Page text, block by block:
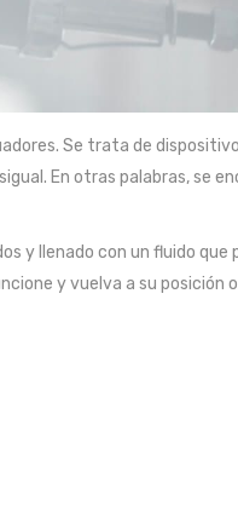
Se trata de
En otras palabras, se
y llenado con un fluido que
y vuelva a su posición